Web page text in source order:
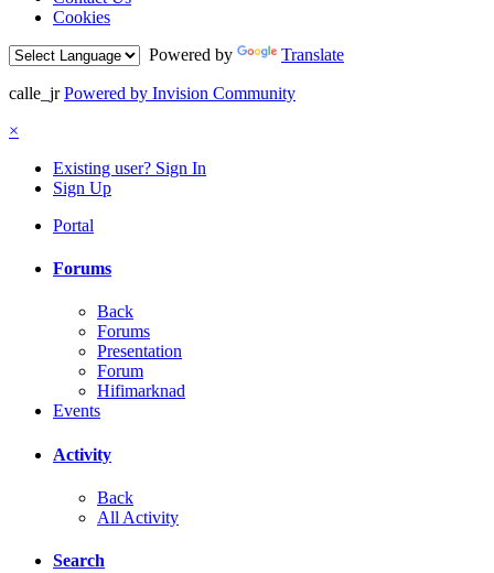
Cookies
Powered by
Translate
calle_jr Powered by Invision Community
×
Existing user? Sign In
Sign Up
Portal
Forums
Back
Forums
Presentation
Forum
Hifimarknad
Events
Activity
Back
All Activity
Search